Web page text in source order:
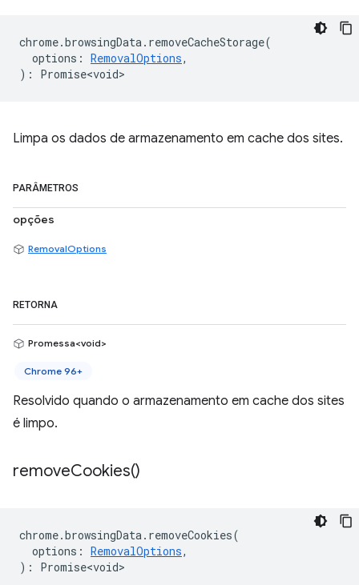
chrome.browsingData. removeCacheStorage(
options : RemovalOptions,
) : Promise<void>
Limpa os dados de armazenamento em cache dos sites.
PARÂMETROS
opções
RemovalOptions
RETORNA
Promessa<void>
Chrome 96+
Resolvido quando o armazenamento em cache dos sites
é limpo.
removeCookies()
chrome.browsingData. removeCookies(
options : RemovalOptions,
) : Promise<void>